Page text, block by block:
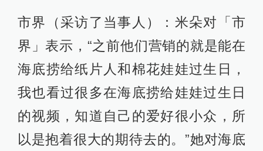
市界（采访了当事人）：米朵对「市
界」表示，“之前他们营销的就是能在
海底捞给纸片人和棉花娃娃过生日，
我也看过很多在海底捞给娃娃过生日
的视频，知道自己的爱好很小众，所
以是抱着很大的期待去的。”她对海底